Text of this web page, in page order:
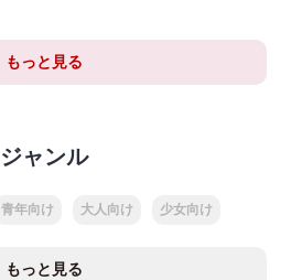
もっと見る
ジャンル
青年向け 大人向け 少女向け
もっと見る